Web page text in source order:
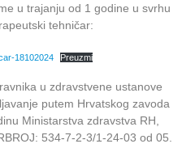
u trajanju od 1 godine u svrhu
tehničar:
18102024 Preuzmi
u zdravstvene ustanove
putem Hrvatskog zavoda
Ministarstva zdravstva RH,
534-7-2-3/1-24-03 od 05.